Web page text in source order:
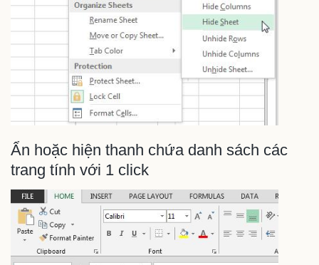
Ẩn hoặc hiện thanh chứa danh sách các
trang tính với 1 click